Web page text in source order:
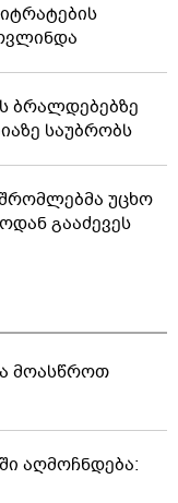
ბრალდებებზე
საუბრობს
უცხო
გააძევეს
მოასწროთ
აღმოჩნდება: